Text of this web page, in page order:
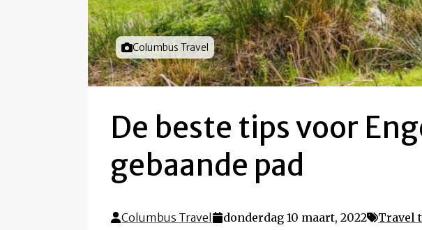
Foto door
Columbus Travel
De beste tips voor
gebaande pad
Columbus Travel donderdag 10 maart, 2022 Travel